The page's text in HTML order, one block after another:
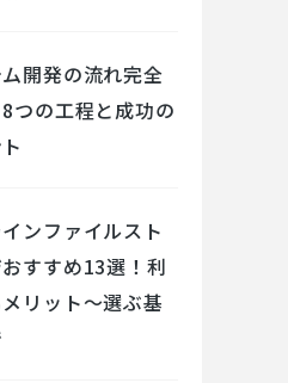
開発の流れ完全
つの工程と成功の
ンファイルスト
すすめ13選！利
リット～選ぶ基